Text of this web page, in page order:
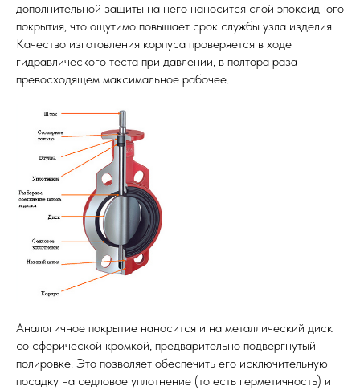
дополнительной защиты на него наносится слой эпоксидного
покрытия, что ощутимо повышает срок службы узла изделия.
Качество изготовления корпуса проверяется в ходе
гидравлического теста при давлении, в полтора раза
превосходящем максимальное рабочее.
Аналогичное покрытие наносится и на металлический диск
со сферической кромкой, предварительно подвергнутый
полировке. Это позволяет обеспечить его исключительную
посадку на седловое уплотнение (то есть герметичность) и